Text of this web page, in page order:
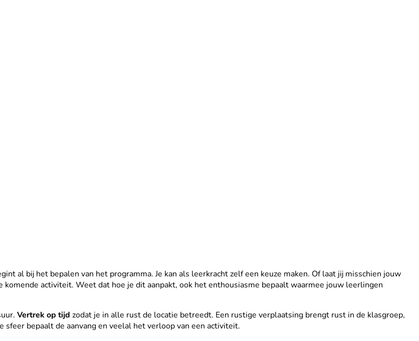
al bij het bepalen van het programma. Je kan als leerkracht zelf een keuze maken. Of laat jij misschien jouw
komende activiteit. Weet dat hoe je dit aanpakt, ook het enthousiasme bepaalt waarmee jouw leerlingen
Vertrek op tijd zodat je in alle rust de locatie betreedt. Een rustige verplaatsing brengt rust in de klasgroep,
sfeer bepaalt de aanvang en veelal het verloop van een activiteit.